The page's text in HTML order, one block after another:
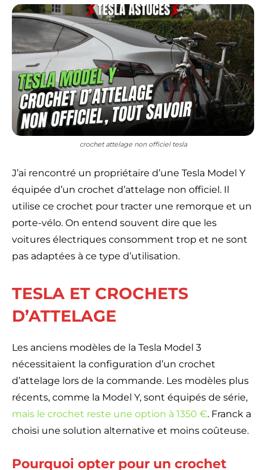
crochet attelage non officiel tesla
J’ai rencontré un propriétaire d’une Tesla Model Y
équipée d’un crochet d’attelage non officiel. Il
utilise ce crochet pour tracter une remorque et un
porte-vélo. On entend souvent dire que les
voitures électriques consomment trop et ne sont
pas adaptées à ce type d’utilisation.
TESLA ET CROCHETS
D’ATTELAGE
Les anciens modèles de la Tesla Model 3
nécessitaient la configuration d’un crochet
d’attelage lors de la commande. Les modèles plus
récents, comme la Model Y, sont équipés de série,
mais le crochet reste une option à 1350 €. Franck a
choisi une solution alternative et moins coûteuse.
Pourquoi opter pour un crochet